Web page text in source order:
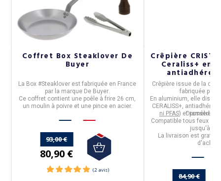
Coffret Box Steaklover De
Buyer
La Box #Steaklover est fabriquée en France
par la marque De Buyer.
Ce coffret contient une poêle à frire 26 cm,
un moulin à poivre et une pince en acier.
93,00 €
80,90 €
Crêpière
Ceraliss+ en
Crêpière issue de la
fabriquée par
En aluminium, elle
CERALISS+, antiadhérent
ni PFAS) et possède
Diamètre :
Compatible tous feux
jusqu'à
La livraison est
84,90 €